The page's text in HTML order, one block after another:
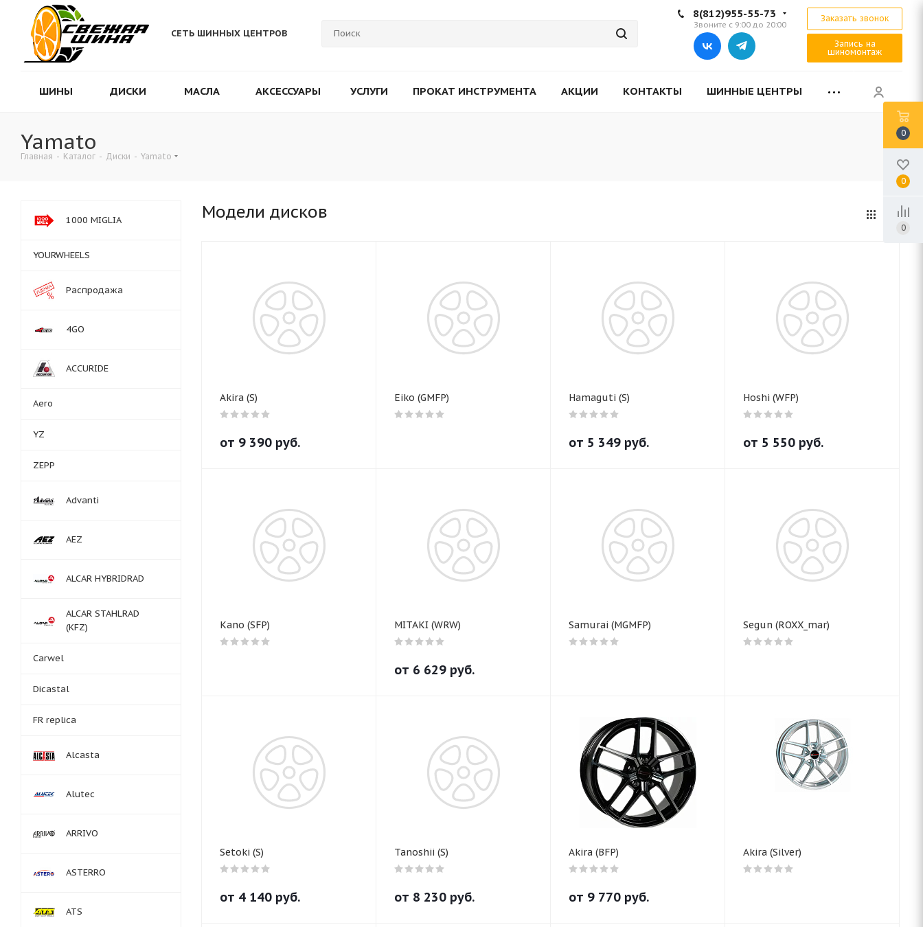
СЕТЬ ШИННЫХ ЦЕНТРОВ
8(812)955-55-73
Звоните с 9:00 до 20:00
Заказать звонок
Запись на
шиномонтаж
ШИНЫ ДИСКИ МАСЛА АКСЕССУАРЫ УСЛУГИ ПРОКАТ ИНСТРУМЕНТА АКЦИИ КОНТАКТЫ ШИННЫЕ ЦЕНТРЫ
Yamato
Главная - Каталог - Диски - Yamato
Модели дисков
Akira (S)
от 9 390 руб.
Eiko (GMFP) Hamaguti (S)
от 5 349 руб.
Hoshi (WFP)
от 5 550 руб.
Kano (SFP) MITAKI (WRW)
от 6 629 руб.
Samurai (MGMFP) Segun (ROXX_mar)
Setoki (S)
от 4 140 руб.
Tanoshii (S)
от 8 230 руб.
Akira (BFP)
от 9 770 руб.
Akira (Silver)
1000 MIGLIA
YOURWHEELS
Распродажа
4GO
ACCURIDE
Aero
YZ
ZEPP
Advanti
AEZ
ALCAR HYBRIDRAD
ALCAR STAHLRAD
(KFZ)
Carwel
Dicastal
FR replica
Alcasta
Alutec
ARRIVO
ASTERRO
ATS
0
0
0